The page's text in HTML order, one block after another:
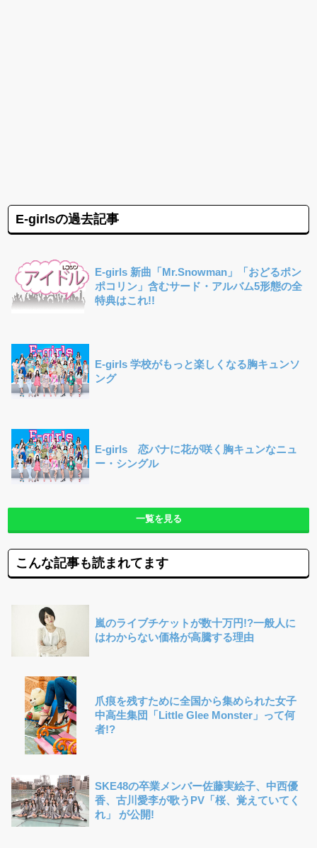
E-girlsの過去記事
E-girls 新曲「Mr.Snowman」「おどるポン
ポコリン」含むサード・アルバム5形態の全
特典はこれ!!
E-girls 学校がもっと楽しくなる胸キュンソ
ング
E-girls 恋バナに花が咲く胸キュンなニュ
ー・シングル
一覧を見る
こんな記事も読まれてます
嵐のライブチケットが数十万円!?一般人に
はわからない価格が高騰する理由
爪痕を残すために全国から集められた女子
中高生集団「Little Glee Monster」って何
者!?
SKE48の卒業メンバー佐藤実絵子、中西優
香、古川愛李が歌うPV「桜、覚えていてく
れ」 が公開!